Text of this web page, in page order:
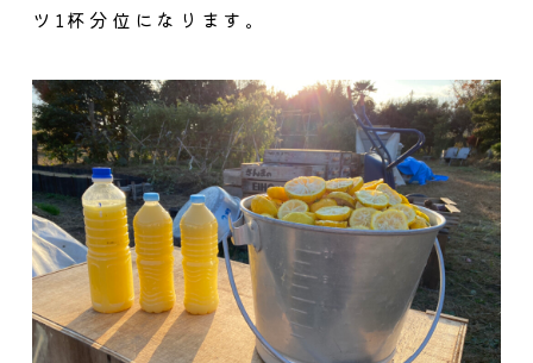
ツ1杯分位になります。